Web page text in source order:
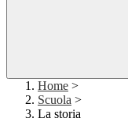
Home >
Scuola >
La storia